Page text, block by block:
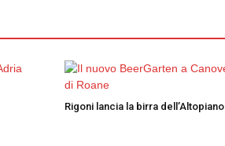
Rigoni lancia la birra dell’Altopiano